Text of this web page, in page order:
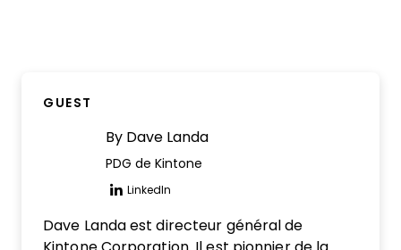
GUEST
By Dave Landa
PDG de Kintone
LinkedIn
Opens new window
Dave Landa est directeur général de
Kintone Corporation. Il est pionnier de la